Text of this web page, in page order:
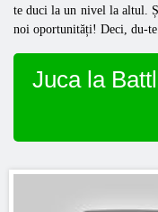
te duci la un nivel la altul.
noi oportunități! Deci, du-
Juca la